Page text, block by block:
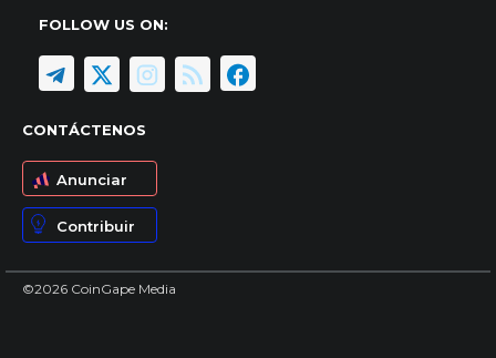
FOLLOW US ON:
CONTÁCTENOS
Anunciar
Contribuir
©2026 CoinGape Media